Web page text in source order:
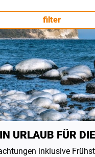
filter
URLAUB FÜR
inklusive